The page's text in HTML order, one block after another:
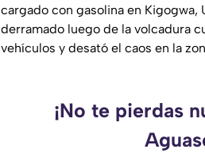
cargado con gasolina en
derramado luego de la volcadura
vehículos y desató el caos en la
¡No te pierdas